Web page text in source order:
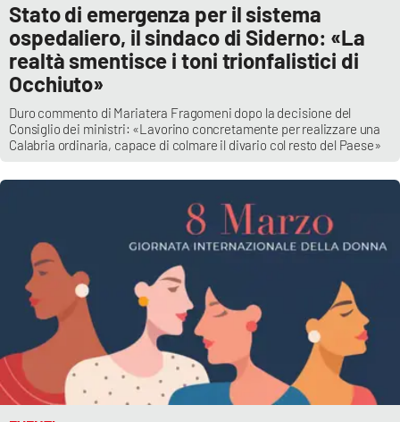
Stato di emergenza per il sistema
ospedaliero, il sindaco di Siderno: «La
realtà smentisce i toni trionfalistici di
Occhiuto»
Duro commento di Mariatera Fragomeni dopo la decisione del
Consiglio dei ministri: «Lavorino concretamente per realizzare una
Calabria ordinaria, capace di colmare il divario col resto del Paese»